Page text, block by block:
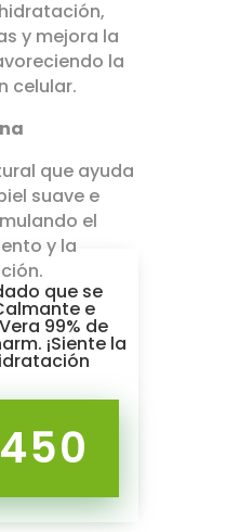
y mejora la
la
celular.
que ayuda
suave e
el
y la
que se
e
99% de
¡Siente la